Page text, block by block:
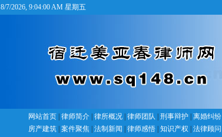
8/7/2026, 9:04:00 AM 星期五
网站首页 律师简介 律所概况 律师团队 刑事辩护 离婚纠纷
房产建筑
案件聚焦 法制新闻 律师感悟 知识产权 法律顾问